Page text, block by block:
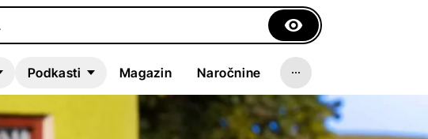
Podkasti Magazin Naročnine